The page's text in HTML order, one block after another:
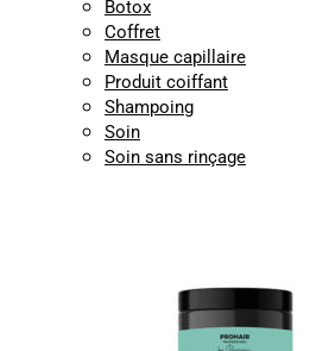
Botox
Coffret
Masque capillaire
Produit coiffant
Shampoing
Soin
Soin sans rinçage